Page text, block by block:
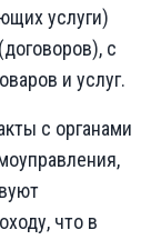
услуги)
с
и услуг.
с органами
что в